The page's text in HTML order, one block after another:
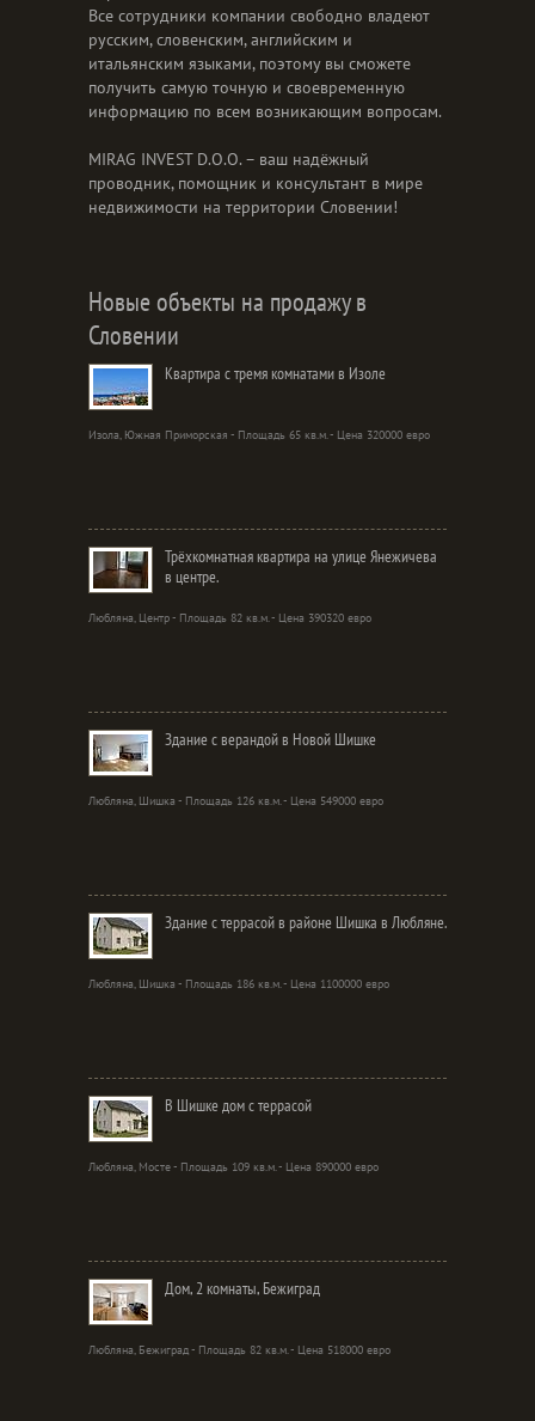
Все сотрудники компании свободно владеют
русским, словенским, английским и
итальянским языками, поэтому вы сможете
получить самую точную и своевременную
информацию по всем возникающим вопросам.
MIRAG INVEST D.O.O. – ваш надёжный
проводник, помощник и консультант в мире
недвижимости на территории Словении!
Новые объекты на продажу в
Словении
Квартира с тремя комнатами в Изоле
Изола, Южная Приморская - Площадь 65 кв.м. - Цена 320000 евро
Трёхкомнатная квартира на улице Янежичева
в центре.
Любляна, Центр - Площадь 82 кв.м. - Цена 390320 евро
Здание с верандой в Новой Шишке
Любляна, Шишка - Площадь 126 кв.м. - Цена 549000 евро
Здание с террасой в районе Шишка в Любляне.
Любляна, Шишка - Площадь 186 кв.м. - Цена 1100000 евро
В Шишке дом с террасой
Любляна, Мосте - Площадь 109 кв.м. - Цена 890000 евро
Дом, 2 комнаты, Бежиград
Любляна, Бежиград - Площадь 82 кв.м. - Цена 518000 евро